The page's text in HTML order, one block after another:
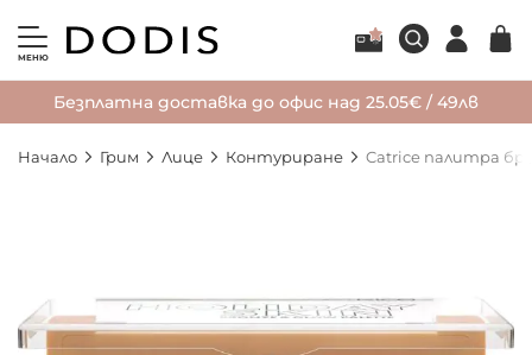
МЕНЮ
Безплатна доставка до офис над 25.05€ / 49лв
Начало Грим Лице Контуриране Catrice палитра
галерията
на